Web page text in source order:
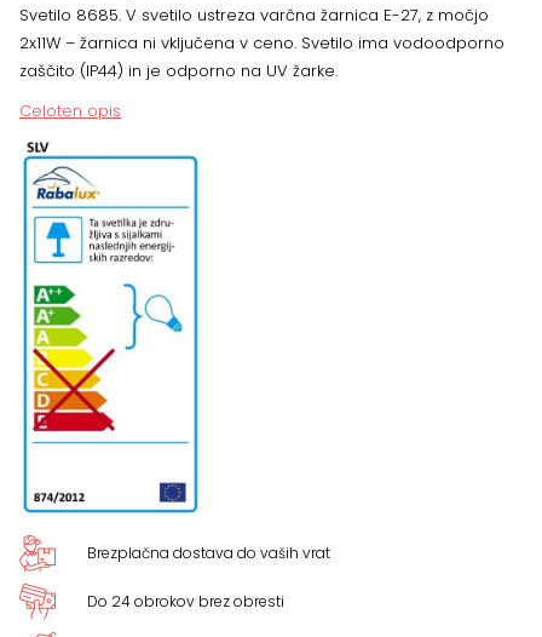
Svetilo 8685. V svetilo ustreza varčna žarnica E-27, z močjo
2x11W – žarnica ni vključena v ceno. Svetilo ima vodoodporno
zaščito (IP44) in je odporno na UV žarke.
Celoten opis
Brezplačna dostava do vaših vrat
Do 24 obrokov brez obresti